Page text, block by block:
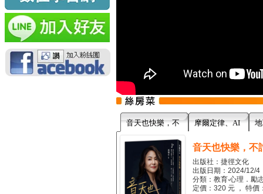
音天也快樂，不 摩爾定律、AI
音天也快樂，不
出版社：捷徑文化
出版日期：2024/12/4
分類：教育‧心理．勵
定價：320 元 ， 特價